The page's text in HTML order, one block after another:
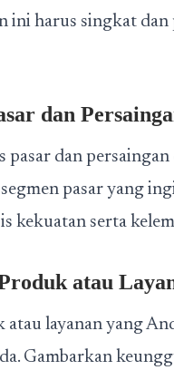
ini harus singkat
dan
pasar dan
pasar yang
kekuatan serta
atau
atau layanan yang
Gambarkan